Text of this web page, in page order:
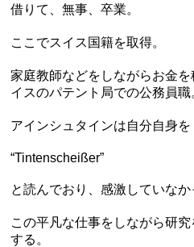
借りて、無事、卒業。
ここでスイス国籍を取得。
家庭教師などをしながらお金
イスのパテント局での公務員職
アインシュタインは自分自身を
“Tintenscheißer”
と読んでおり、感激していなか
この平凡な仕事をしながら研
する。